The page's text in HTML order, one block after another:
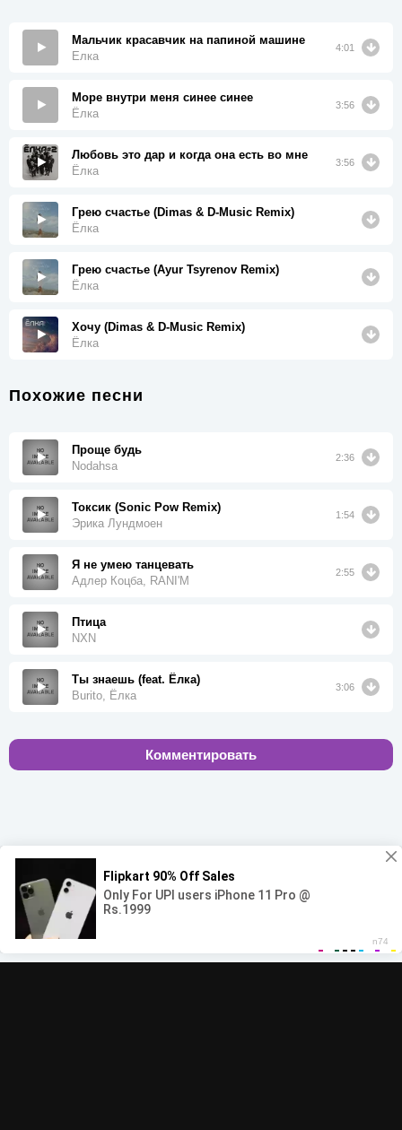
Мальчик красавчик на папиной машине
Елка
4:01
Море внутри меня синее синее
Ёлка
3:56
Любовь это дар и когда она есть во мне
Ёлка
3:56
Грею счастье (Dimas & D-Music Remix)
Ёлка
Грею счастье (Ayur Tsyrenov Remix)
Ёлка
Хочу (Dimas & D-Music Remix)
Ёлка
Похожие песни
Проще будь
Nodahsa
2:36
Токсик (Sonic Pow Remix)
Эрика Лундмоен
1:54
Я не умею танцевать
Адлер Коцба, RANI'M
2:55
Птица
NXN
Ты знаешь (feat. Ёлка)
Burito, Ёлка
3:06
Комментировать
00:00